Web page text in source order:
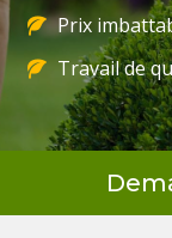
Prix
Travail de